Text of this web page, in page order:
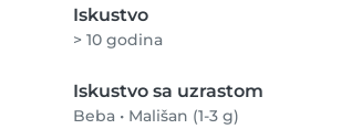
Iskustvo
> 10 godina
Iskustvo sa uzrastom
Beba • Mališan (1-3 g)